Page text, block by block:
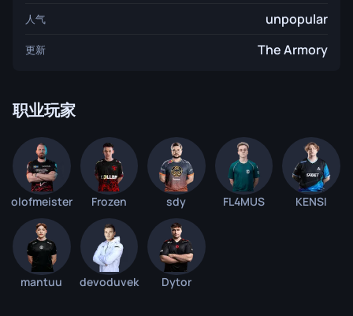
人气 unpopular
更新 The Armory
职业玩家
olofmeister Frozen sdy FL4MUS KENSI
mantuu devoduvek Dytor